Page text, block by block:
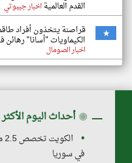
القدم العالميةاخبار جيبوتي
قراصنة يتخذون أفراد
الكيماويات "أسانا"
اخبار الصومال
◉ أحداث اليوم
في سوريا